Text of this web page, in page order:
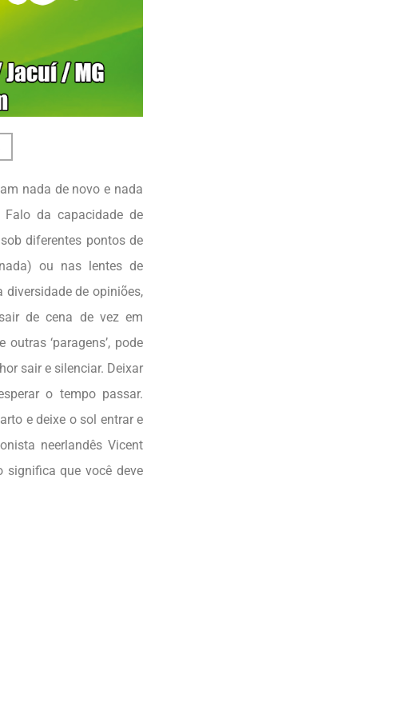
nada de novo e nada
Falo da capacidade de
diferentes pontos de
ou nas lentes de
de opiniões,
de cena de vez em
‘paragens’, pode
sair e silenciar. Deixar
o tempo passar.
e deixe o sol entrar e
neerlandês Vicent
significa que você deve